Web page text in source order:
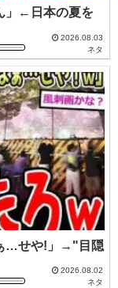
」←日本の夏を
2026.08.03
ネタ
…せや!」→"目隠
2026.08.02
ネタ